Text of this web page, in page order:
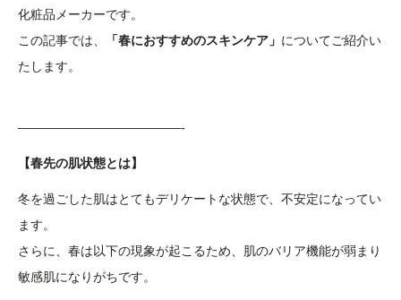
化粧品メーカーです。
この記事では、
「春におすすめのスキンケア」 についてご紹介い
たします。
—————————————-
【春先の肌状態とは】
冬を過ごした肌はとてもデリケートな状態で、不安定になってい
ます。
さらに、春は以下の現象が起こるため、肌のバリア機能が弱まり
敏感肌になりがちです。